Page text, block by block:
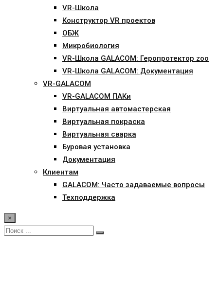
VR-Школа
Конструктор VR проектов
ОБЖ
Микробиология
VR-Школа GALACOM: Геропротектор zoo
VR-Школа GALACOM: Документация
VR-GALACOM
VR-GALACOM ПАКи
Виртуальная автомастерская
Виртуальная покраска
Виртуальная сварка
Буровая установка
Документация
Клиентам
GALACOM: Часто задаваемые вопросы
Техподдержка
×